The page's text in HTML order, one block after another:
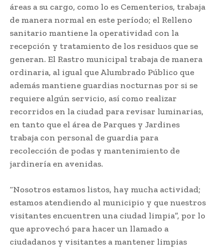
áreas a su cargo, como lo es Cementerios, trabaja
de manera normal en este período; el Relleno
sanitario mantiene la operatividad con la
recepción y tratamiento de los residuos que se
generan. El Rastro municipal trabaja de manera
ordinaria, al igual que Alumbrado Público que
además mantiene guardias nocturnas por si se
requiere algún servicio, así como realizar
recorridos en la ciudad para revisar luminarias,
en tanto que el área de Parques y Jardines
trabaja con personal de guardia para
recolección de podas y mantenimiento de
jardinería en avenidas.
“Nosotros estamos listos, hay mucha actividad;
estamos atendiendo al municipio y que nuestros
visitantes encuentren una ciudad limpia”, por lo
que aprovechó para hacer un llamado a
ciudadanos y visitantes a mantener limpias